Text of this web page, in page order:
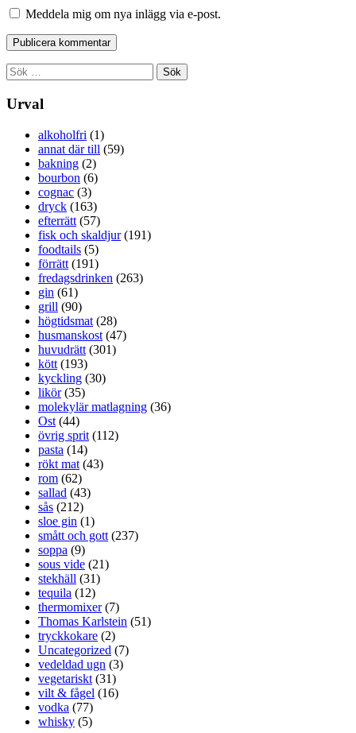
Meddela mig om nya inlägg via e-post.
Sök
efter:
Urval
alkoholfri (1)
annat där till (59)
bakning (2)
bourbon (6)
cognac (3)
dryck (163)
efterrätt (57)
fisk och skaldjur(191)
foodtails (5)
förrätt (191)
fredagsdrinken (263)
gin (61)
grill (90)
högtidsmat (28)
husmanskost (47)
huvudrätt (301)
kött (193)
kyckling (30)
likör(35)
molekylär matlagning (36)
Ost (44)
övrig sprit (112)
pasta (14)
rökt mat (43)
rom (62)
sallad (43)
sås (212)
sloe gin (1)
smått och gott (237)
soppa (9)
sous vide (21)
stekhäll (31)
tequila (12)
thermomixer(7)
Thomas Karlstein (51)
tryckkokare (2)
Uncategorized (7)
vedeldad ugn (3)
vegetariskt (31)
vilt & fågel (16)
vodka (77)
whisky (5)